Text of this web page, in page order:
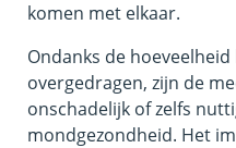
komen met elkaar.
Ondanks de
overgedragen, zijn de
onschadelijk of zelfs
mondgezondheid. Het